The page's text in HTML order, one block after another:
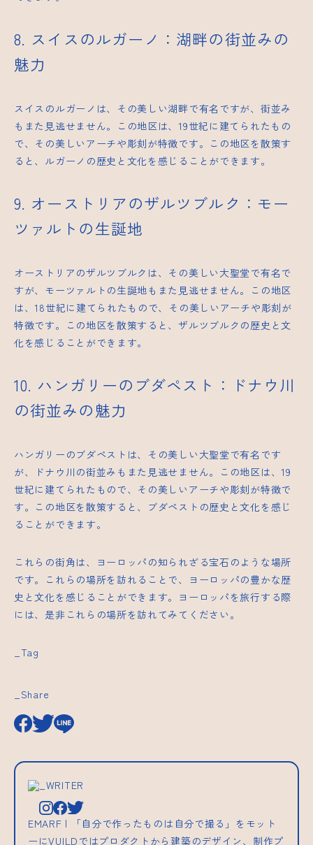
8. スイスのルガーノ：湖畔の街並みの
魅力
スイスのルガーノは、その美しい湖畔で有名ですが、街並み
もまた見逃せません。この地区は、19世紀に建てられたもの
で、その美しいアーチや彫刻が特徴です。この地区を散策す
ると、ルガーノの歴史と文化を感じることができます。
9. オーストリアのザルツブルク：モー
ツァルトの生誕地
オーストリアのザルツブルクは、その美しい大聖堂で有名で
すが、モーツァルトの生誕地もまた見逃せません。この地区
は、18世紀に建てられたもので、その美しいアーチや彫刻が
特徴です。この地区を散策すると、ザルツブルクの歴史と文
化を感じることができます。
10. ハンガリーのブダペスト：ドナウ川
の街並みの魅力
ハンガリーのブダペストは、その美しい大聖堂で有名です
が、ドナウ川の街並みもまた見逃せません。この地区は、19
世紀に建てられたもので、その美しいアーチや彫刻が特徴で
す。この地区を散策すると、ブダペストの歴史と文化を感じ
ることができます。
これらの街角は、ヨーロッパの知られざる宝石のような場所
です。これらの場所を訪れることで、ヨーロッパの豊かな歴
史と文化を感じることができます。ヨーロッパを旅行する際
には、是非これらの場所を訪れてみてください。
_Tag
_Share
_WRITER
EMARF | 「自分で作ったものは自分で撮る」をモット
ーにVUILDではプロダクトから建築のデザイン、制作プ